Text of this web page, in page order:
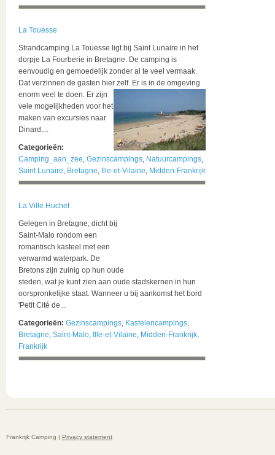
La Touesse
Strandcamping La Touesse ligt bij Saint Lunaire in het
dorpje La Fourberie in Bretagne. De camping is
eenvoudig en gemoedelijk zonder al te veel vermaak.
Dat verzinnen de gasten hier zelf. Er is in de omgeving
enorm veel te doen. Er zijn
vele mogelijkheden voor het
maken van excursies naar
Dinard,...
Categorieën:
Camping_aan_zee, Gezinscampings, Natuurcampings,
Saint Lunaire, Bretagne, Ille-et-Vilaine, Midden-Frankrijk
La Ville Huchet
Gelegen in Bretagne, dicht bij
Saint-Malo rondom een
romantisch kasteel met een
verwarmd waterpark. De
Bretons zijn zuinig op hun oude
steden, wat je kunt zien aan oude stadskernen in hun
oorspronkelijke staat. Wanneer u bij aankomst het bord
'Petit Cité de...
Categorieën: Gezinscampings, Kastelencampings,
Bretagne, Saint-Malo, Ille-et-Vilaine, Midden-Frankrijk,
Frankrijk
Frankrijk Camping | Privacy statement